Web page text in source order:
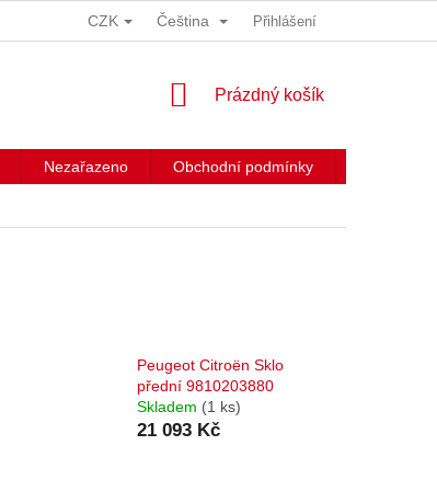
CZK Čeština Přihlášení
NÁKUPNÍ
Prázdný košík
Nezařazeno Obchodní podmínky
Peugeot Citroën Sklo
přední 9810203880
Skladem (1 ks)
21 093 Kč